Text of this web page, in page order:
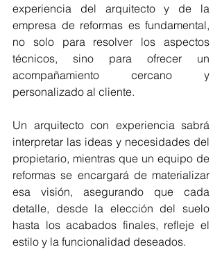
experiencia del arquitecto y de la
empresa de reformas es fundamental,
no solo para resolver los aspectos
técnicos, sino para ofrecer un
acompañamiento cercano y
personalizado al cliente.
Un arquitecto con experiencia sabrá
interpretar las ideas y necesidades del
propietario, mientras que un equipo de
reformas se encargará de materializar
esa visión, asegurando que cada
detalle, desde la elección del suelo
hasta los acabados finales, refleje el
estilo y la funcionalidad deseados.